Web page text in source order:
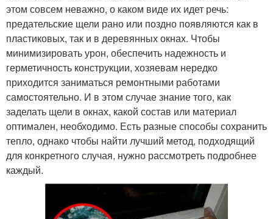
этом совсем неважно, о каком виде их идет речь:
предательские щели рано или поздно появляются как в
пластиковых, так и в деревянных окнах. Чтобы
минимизировать урон, обеспечить надежность и
герметичность конструкции, хозяевам нередко
приходится заниматься ремонтными работами
самостоятельно. И в этом случае знание того, как
заделать щели в окнах, какой состав или материал
оптимален, необходимо. Есть разные способы сохранить
тепло, однако чтобы найти лучший метод, подходящий
для конкретного случая, нужно рассмотреть подробнее
каждый.